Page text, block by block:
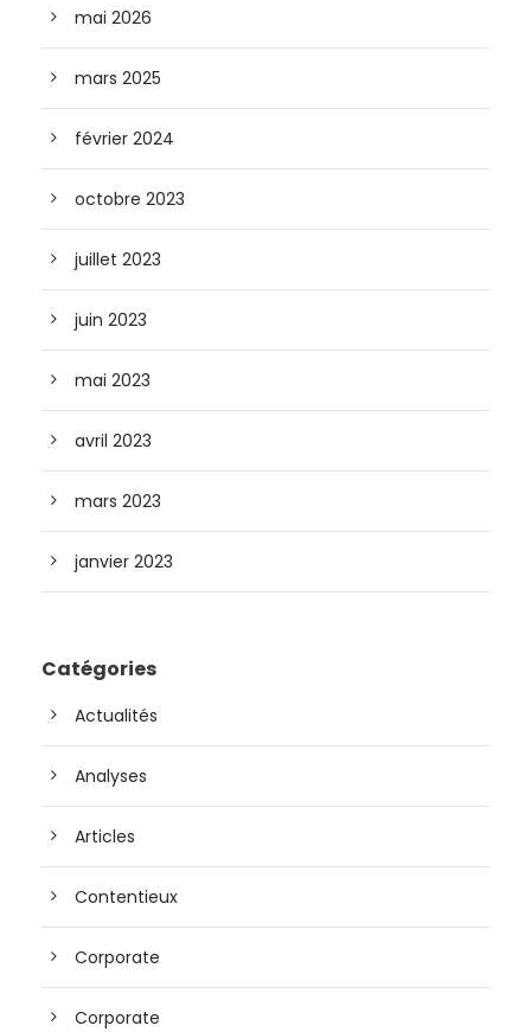
mai 2026
mars 2025
février 2024
octobre 2023
juillet 2023
juin 2023
mai 2023
avril 2023
mars 2023
janvier 2023
Catégories
Actualités
Analyses
Articles
Contentieux
Corporate
Corporate